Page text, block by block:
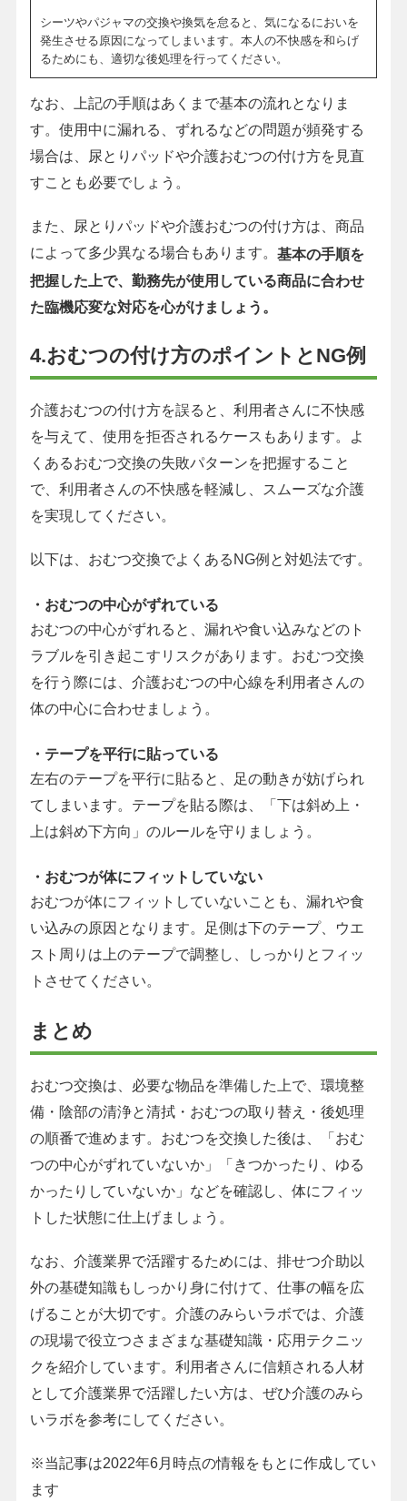
シーツやパジャマの交換や換気を怠ると、気になるにおいを
発生させる原因になってしまいます。本人の不快感を和らげ
るためにも、適切な後処理を行ってください。
なお、上記の手順はあくまで基本の流れとなりま
す。使用中に漏れる、ずれるなどの問題が頻発する
場合は、尿とりパッドや介護おむつの付け方を見直
すことも必要でしょう。
また、尿とりパッドや介護おむつの付け方は、商品
によって多少異なる場合もあります。 基本の手順を
把握した上で、勤務先が使用している商品に合わせ
た臨機応変な対応を心がけましょう。
4.おむつの付け方のポイントとNG例
介護おむつの付け方を誤ると、利用者さんに不快感
を与えて、使用を拒否されるケースもあります。よ
くあるおむつ交換の失敗パターンを把握すること
で、利用者さんの不快感を軽減し、スムーズな介護
を実現してください。
以下は、おむつ交換でよくあるNG例と対処法です。
・おむつの中心がずれている
おむつの中心がずれると、漏れや食い込みなどのト
ラブルを引き起こすリスクがあります。おむつ交換
を行う際には、介護おむつの中心線を利用者さんの
体の中心に合わせましょう。
・テープを平行に貼っている
左右のテープを平行に貼ると、足の動きが妨げられ
てしまいます。テープを貼る際は、「下は斜め上・
上は斜め下方向」のルールを守りましょう。
・おむつが体にフィットしていない
おむつが体にフィットしていないことも、漏れや食
い込みの原因となります。足側は下のテープ、ウエ
スト周りは上のテープで調整し、しっかりとフィッ
トさせてください。
まとめ
おむつ交換は、必要な物品を準備した上で、環境整
備・陰部の清浄と清拭・おむつの取り替え・後処理
の順番で進めます。おむつを交換した後は、「おむ
つの中心がずれていないか」「きつかったり、ゆる
かったりしていないか」などを確認し、体にフィッ
トした状態に仕上げましょう。
なお、介護業界で活躍するためには、排せつ介助以
外の基礎知識もしっかり身に付けて、仕事の幅を広
げることが大切です。介護のみらいラボでは、介護
の現場で役立つさまざまな基礎知識・応用テクニッ
クを紹介しています。利用者さんに信頼される人材
として介護業界で活躍したい方は、ぜひ介護のみら
いラボを参考にしてください。
※当記事は2022年6月時点の情報をもとに作成してい
ます